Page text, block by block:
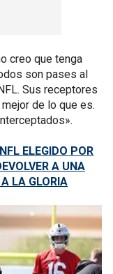
creo que tenga
son pases al
Sus receptores
de lo que es.
ELEGIDO POR
A UNA
LA GLORIA